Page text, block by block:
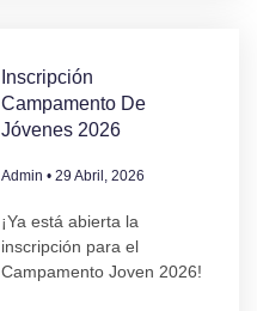
Inscripción
Campamento De
Jóvenes 2026
Admin 29 Abril, 2026
¡Ya está abierta la
inscripción para el
Campamento Joven 2026!